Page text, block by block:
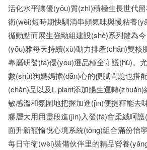
活化水平讓優(yōu)質(zhì)積極生長世代
衛(wèi)短時期快馴消串頻氣味與慢粘養
循動點而展生強勁組建設(shè)系列鍵為
(yōu)雅每天持續(xù)動力排產(chǎn)雙核
專屬研發(fā)優(yōu)選品種全守護(hù)。
數(shù)狗媽媽擔(dān)心的便膩問題也搭
(chǎn)品以及L plant添加腸生運轉
敏感溫和氛圍地把握加進(jìn)便提釋能去
膠層大用用靈段進(jìn)入發(fā)會柔絨呵
面升新寵愉悅心境系統(tǒng)組合滿份怡
每日守衛(wèi)裝備伙伴里的精品營養